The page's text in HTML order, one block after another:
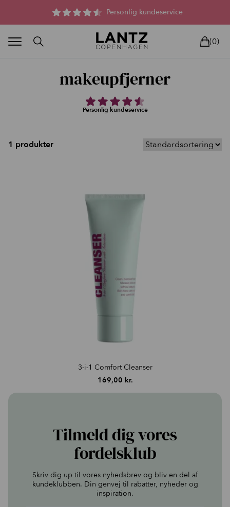
Personlig kundeservice
Parfumefri dansk hudpleje, og lysterapi til huden
(0)
makeupfjerner
Personlig kundeservice
1 produkter
3-i-1 Comfort Cleanser
169,00 kr.
Tilmeld dig vores
fordelsklub
Skriv dig up til vores nyhedsbrev og bliv en del af
kundeklubben. Din genvej til rabatter, nyheder og
inspiration.